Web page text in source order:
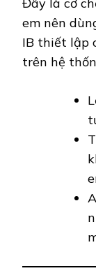
em nên
IB thiết lập
trên hệ